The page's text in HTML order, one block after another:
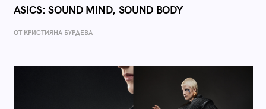
ASICS: SOUND MIND, SOUND BODY
ОТ КРИСТИЯНА БУРДЕВА